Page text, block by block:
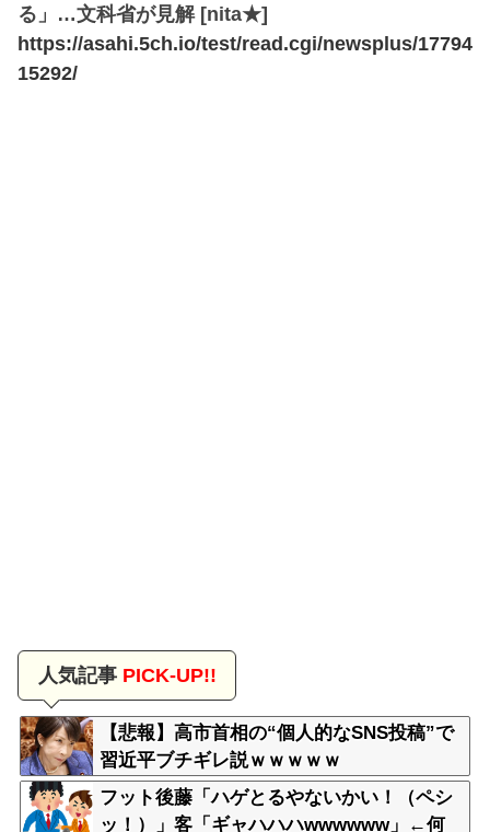
る」…文科省が見解 [nita★]
https://asahi.5ch.io/test/read.cgi/newsplus/17794
15292/
人気記事PICK-UP!!
【悲報】高市首相の“個人的なSNS投稿”で
習近平ブチギレ説ｗｗｗｗｗ
フット後藤「ハゲとるやないかい！（ペシ
ッ！）」客「ギャハハハwwwwww」←何